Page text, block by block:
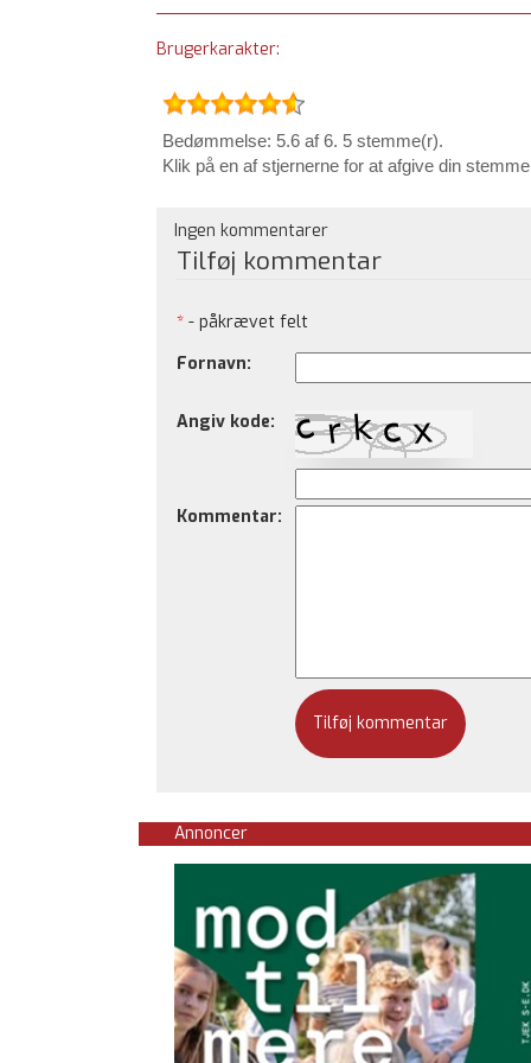
Brugerkarakter:
Bedømmelse: 5.6 af 6. 5 stemme(r).
Klik på en af stjernerne for at afgive din stemme
Ingen kommentarer
Tilføj kommentar
* - påkrævet felt
Fornavn:
Angiv kode:
Kommentar:
Annoncer